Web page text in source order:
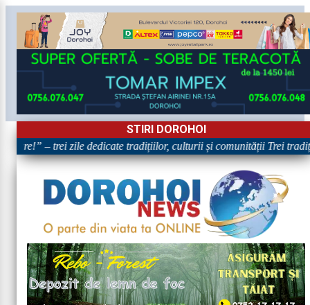
STIRI DOROHOI
– trei zile dedicate tradițiilor, culturii și comunității Trei